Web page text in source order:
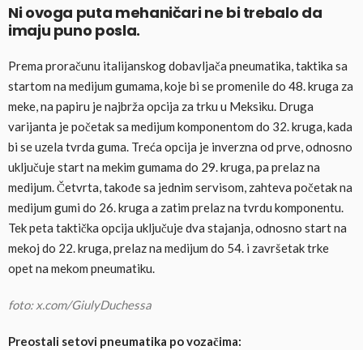
Ni ovoga puta mehaničari ne bi trebalo da
imaju puno posla.
Prema proračunu italijanskog dobavljača pneumatika, taktika sa
startom na medijum gumama, koje bi se promenile do 48. kruga za
meke, na papiru je najbrža opcija za trku u Meksiku. Druga
varijanta je početak sa medijum komponentom do 32. kruga, kada
bi se uzela tvrda guma. Treća opcija je inverzna od prve, odnosno
uključuje start na mekim gumama do 29. kruga, pa prelaz na
medijum. Četvrta, takođe sa jednim servisom, zahteva početak na
medijum gumi do 26. kruga a zatim prelaz na tvrdu komponentu.
Tek peta taktička opcija uključuje dva stajanja, odnosno start na
mekoj do 22. kruga, prelaz na medijum do 54. i završetak trke
opet na mekom pneumatiku.
foto: x.com/GiulyDuchessa
Preostali setovi pneumatika po vozačima: